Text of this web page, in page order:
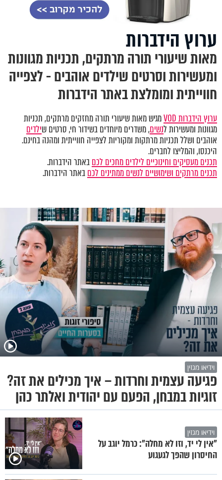
ערוץ הידברות
מאות שיעורי תורה מרתקים, תכניות מגוונות
ומעשירות וסרטים שילדים אוהבים - לצפייה
חווייתית ומומלצת באתר הידברות
ערוץ הידברות VOD
מגיש מאות שיעורי תורה מחזקים מרתקים, תכניות
מגוונות ומעשירות לנשים, משדרים מיוחדים בשידור חי, סרטים שילדים
אוהבים ושלל תכניות מרתקות ומקוריות לצפייה חווייתית ומהנה בחינם.
היכנסו, והמליצו לחברים.
תכנים מעסיקים וחינוכיים לילדים מחכים לכםבאתר הידברות.
תכנים מרתקים ושימושיים לנשים ממתינים לכםבאתר הידברות.
וידיאו מגזין
פגיעה עצמית וחרדות – איך מכילים את זה?
זוגיות במבחן, הפעם עם יהודית ואלתר כהן
וידיאו מגזין
"אין לי יד, וזו לא מחלה": כרמל יוגב על
החיסרון שהפך לגעגוע